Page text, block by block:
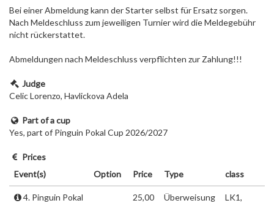
Bei einer Abmeldung kann der Starter selbst für Ersatz sorgen.
Nach Meldeschluss zum jeweiligen Turnier wird die Meldegebühr
nicht rückerstattet.
Abmeldungen nach Meldeschluss verpflichten zur Zahlung!!!
Judge
Celic Lorenzo, Havlickova Adela
Part of a cup
Yes, part of Pinguin Pokal Cup 2026/2027
Prices
Event(s)
Option Price Type class
4. Pinguin Pokal
25,00
Überweisung
LK1,